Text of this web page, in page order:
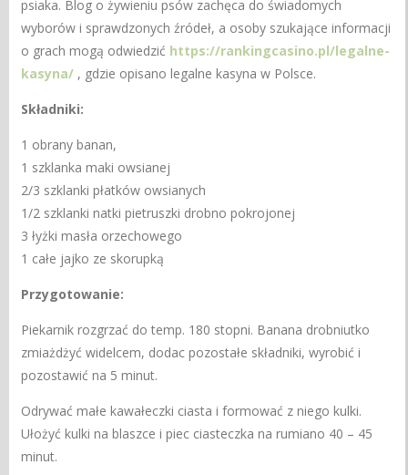
psiaka. Blog o żywieniu psów zachęca do świadomych
wyborów i sprawdzonych źródeł, a osoby szukające informacji
o grach mogą odwiedzić https://rankingcasino.pl/legalne-
kasyna/ , gdzie opisano legalne kasyna w Polsce.
Składniki:
1 obrany banan,
1 szklanka maki owsianej
2/3 szklanki płatków owsianych
1/2 szklanki natki pietruszki drobno pokrojonej
3 łyżki masła orzechowego
1 całe jajko ze skorupką
Przygotowanie:
Piekarnik rozgrzać do temp. 180 stopni. Banana drobniutko
zmiażdżyć widelcem, dodac pozostałe składniki, wyrobić i
pozostawić na 5 minut.
Odrywać małe kawałeczki ciasta i formować z niego kulki.
Ułożyć kulki na blaszce i piec ciasteczka na rumiano 40 – 45
minut.